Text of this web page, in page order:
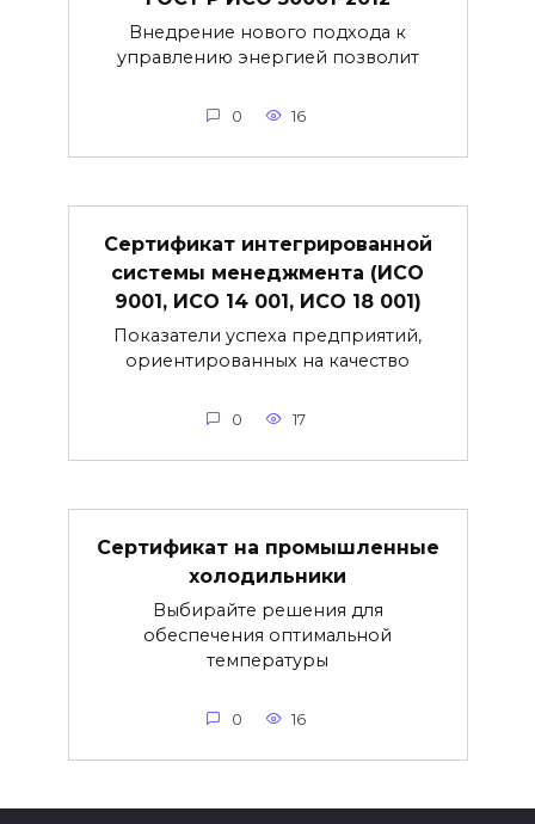
Внедрение нового подхода к
управлению энергией позволит
0 16
Сертификат интегрированной
системы менеджмента (ИСО
9001, ИСО 14 001, ИСО 18 001)
Показатели успеха предприятий,
ориентированных на качество
0 17
Сертификат на промышленные
холодильники
Выбирайте решения для
обеспечения оптимальной
температуры
0 16